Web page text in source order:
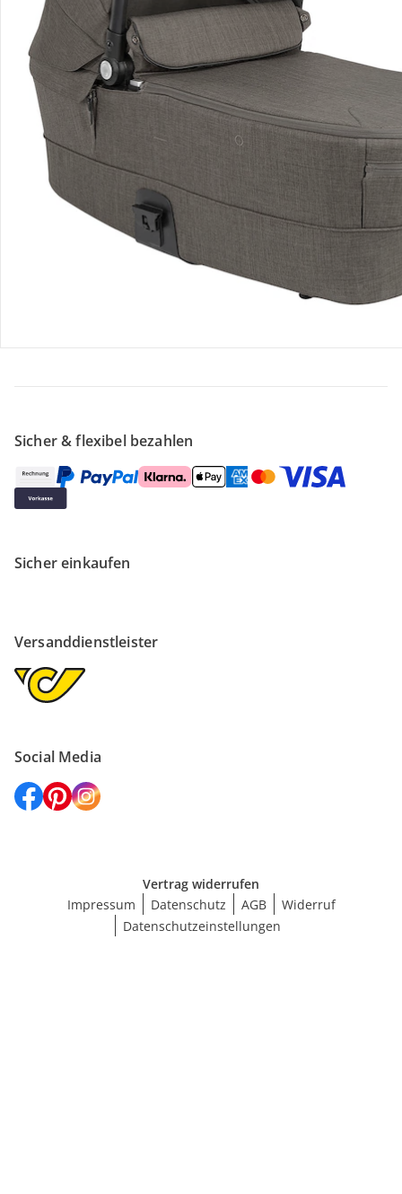
Bestellung & Lieferung
Retoure & Reklamation
Gutscheine & Aktionen
Kontakt & Service
Sicher & flexibel bezahlen
Sicher einkaufen
Versanddienstleister
Social Media
Vertrag widerrufen
Impressum
Datenschutz AGB
Widerruf
Datenschutzeinstellungen